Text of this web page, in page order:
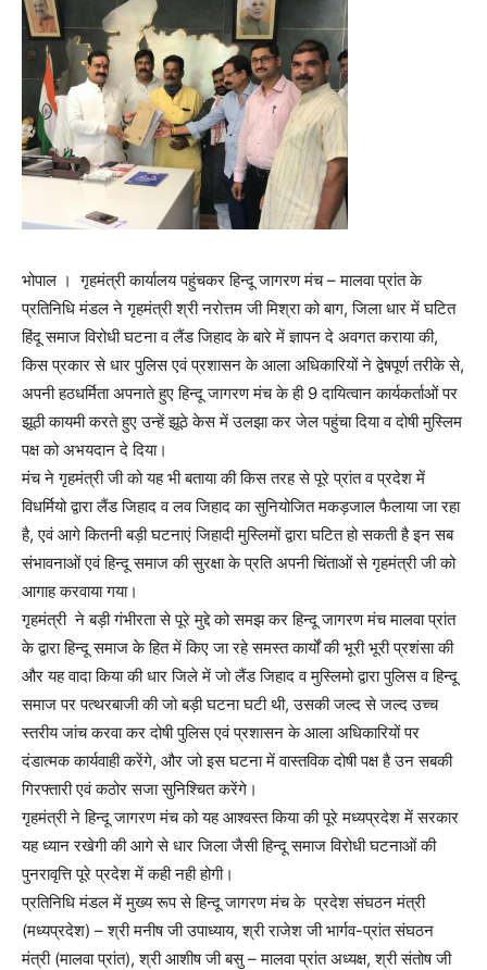
भोपाल । गृहमंत्री कार्यालय पहुंचकर हिन्दू जागरण मंच – मालवा प्रांत के
प्रतिनिधि मंडल ने गृहमंत्री श्री नरोत्तम जी मिश्रा को बाग, जिला धार में घटित
हिंदू समाज विरोधी घटना व लैंड जिहाद के बारे में ज्ञापन दे अवगत कराया की,
किस प्रकार से धार पुलिस एवं प्रशासन के आला अधिकारियों ने द्वेषपूर्ण तरीके से,
अपनी हठधर्मिता अपनाते हुए हिन्दू जागरण मंच के ही 9 दायित्वान कार्यकर्ताओं पर
झूठी कायमी करते हुए उन्हें झूठे केस में उलझा कर जेल पहुंचा दिया व दोषी मुस्लिम
पक्ष को अभयदान दे दिया।
मंच ने गृहमंत्री जी को यह भी बताया की किस तरह से पूरे प्रांत व प्रदेश में
विधर्मियो द्वारा लैंड जिहाद व लव जिहाद का सुनियोजित मकड़जाल फैलाया जा रहा
है, एवं आगे कितनी बड़ी घटनाएं जिहादी मुस्लिमों द्वारा घटित हो सकती है इन सब
संभावनाओं एवं हिन्दू समाज की सुरक्षा के प्रति अपनी चिंताओं से गृहमंत्री जी को
आगाह करवाया गया।
गृहमंत्री ने बड़ी गंभीरता से पूरे मुद्दे को समझ कर हिन्दू जागरण मंच मालवा प्रांत
के द्वारा हिन्दू समाज के हित में किए जा रहे समस्त कार्यों की भूरी भूरी प्रशंसा की
और यह वादा किया की धार जिले में जो लैंड जिहाद व मुस्लिमो द्वारा पुलिस व हिन्दू
समाज पर पत्थरबाजी की जो बड़ी घटना घटी थी, उसकी जल्द से जल्द उच्च
स्तरीय जांच करवा कर दोषी पुलिस एवं प्रशासन के आला अधिकारियों पर
दंडात्मक कार्यवाही करेंगे, और जो इस घटना में वास्तविक दोषी पक्ष है उन सबकी
गिरफ्तारी एवं कठोर सजा सुनिश्चित करेंगे।
गृहमंत्री ने हिन्दू जागरण मंच को यह आश्वस्त किया की पूरे मध्यप्रदेश में सरकार
यह ध्यान रखेगी की आगे से धार जिला जैसी हिन्दू समाज विरोधी घटनाओं की
पुनरावृत्ति पूरे प्रदेश में कही नही होगी।
प्रतिनिधि मंडल में मुख्य रूप से हिन्दू जागरण मंच के प्रदेश संघठन मंत्री
(मध्यप्रदेश) – श्री मनीष जी उपाध्याय, श्री राजेश जी भार्गव-प्रांत संघठन
मंत्री (मालवा प्रांत), श्री आशीष जी बसु – मालवा प्रांत अध्यक्ष, श्री संतोष जी